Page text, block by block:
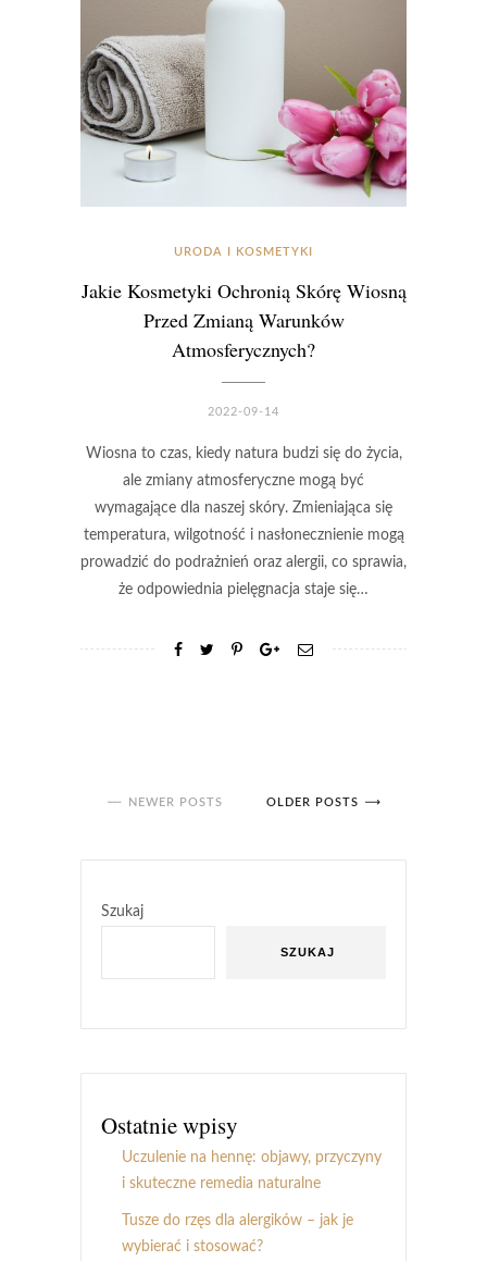
URODA I KOSMETYKI
Jakie Kosmetyki Ochronią Skórę Wiosną
Przed Zmianą Warunków
Atmosferycznych?
2022-09-14
Wiosna to czas, kiedy natura budzi się do życia,
ale zmiany atmosferyczne mogą być
wymagające dla naszej skóry. Zmieniająca się
temperatura, wilgotność i nasłonecznienie mogą
prowadzić do podrażnień oraz alergii, co sprawia,
że odpowiednia pielęgnacja staje się…
NEWER POSTS OLDER POSTS
Szukaj
SZUKAJ
Ostatnie wpisy
Uczulenie na hennę: objawy, przyczyny
i skuteczne remedia naturalne
Tusze do rzęs dla alergików – jak je
wybierać i stosować?